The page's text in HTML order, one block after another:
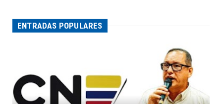
ENTRADAS POPULARES